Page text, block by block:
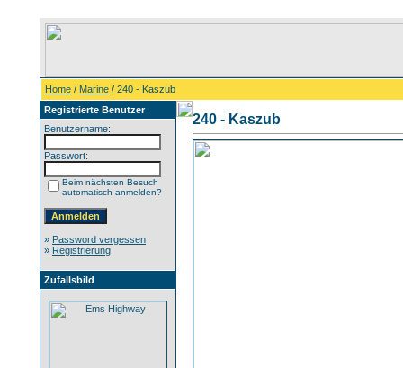
Home / Marine / 240 - Kaszub
Registrierte Benutzer
Benutzername:
Passwort:
Beim nächsten Besuch
automatisch anmelden?
» Password vergessen
» Registrierung
Zufallsbild
240 - Kaszub